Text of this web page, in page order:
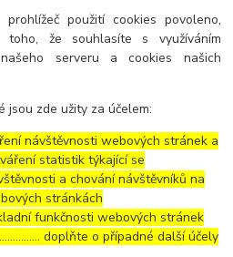
použití cookies povoleno,
toho, že souhlasíte s využíváním
serveru a cookies našich
jsou zde užity za účelem:
návštěvnosti webových stránek a
statistik týkající se
a chování návštěvníků na
stránkách
funkčnosti webových stránek
doplňte o případné další účely